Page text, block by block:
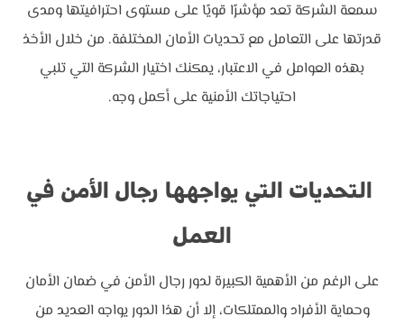
سمعة الشركة تعد مؤشرًا قويًا على مستوى احترافيتها ومدى
قدرتها على التعامل مع تحديات الأمان المختلفة. من خلال الأخذ
بهذه العوامل في الاعتبار، يمكنك اختيار الشركة التي تلبي
احتياجاتك الأمنية على أكمل وجه.
التحديات التي يواجهها رجال الأمن في
العمل
على الرغم من الأهمية الكبيرة لدور رجال الأمن في ضمان الأمان
وحماية الأفراد والممتلكات، إلا أن هذا الدور يواجه العديد من